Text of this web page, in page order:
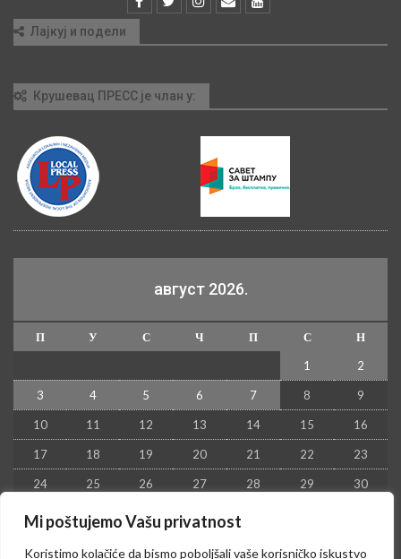
Mi poštujemo Vašu privatnost
Koristimo kolačiće da bismo poboljšali vaše korisničko iskustvo
Лајкуј и подели
Крушевац ПРЕСС је члан у:
август 2026.
П У С Ч П С
Н
1
2
3 4 5 6 7 8 9
10 11 12 13 14 15 16
17 18 19 20 21 22 23
24 25 26 27 28 29 30
31